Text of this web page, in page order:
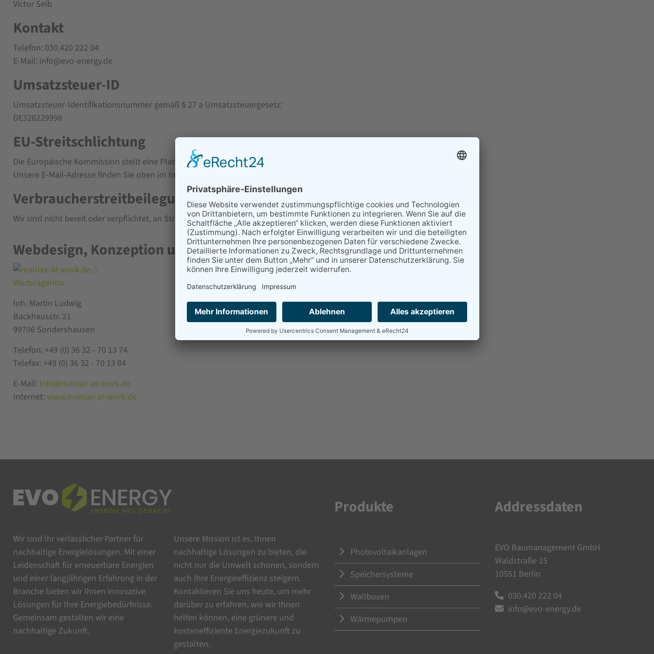
Victor Seib
Kontakt
Telefon: 030.420 222 04
E-Mail: info@evo-energy.de
Umsatzsteuer-ID
Umsatzsteuer-Identifikationsnummer gemäß § 27 a Umsatzsteuergesetz:
DE326229998
EU-Streitschlichtung
Die Europäische Kommission stellt eine Plattform zur Online-Streitbeilegung (OS) bereit: https://ec.europa.eu/consumers/odr/
Unsere E-Mail-Adresse finden Sie oben im Impressum.
Verbraucher­streit­beilegung/Universal­schlichtungs­stelle
Wir sind nicht bereit oder verpflichtet, an Streitbeilegungsverfahren vor einer Verbraucherschlichtungsstelle teilzunehmen.
Webdesign, Konzeption und Programmierung
Inh. Martin Ludwig
Backhausstr. 21
99706 Sondershausen
Telefon: +49 (0) 36 32 - 70 13 74
Telefax: +49 (0) 36 32 - 70 13 84
E-Mail: info@maniax-at-work.de
Internet: www.maniax-at-work.de
Wir sind Ihr verlässlicher Partner für
nachhaltige Energielösungen. Mit einer
Leidenschaft für erneuerbare Energien
und einer langjährigen Erfahrung in der
Branche bieten wir Ihnen innovative
Lösungen für Ihre Energiebedürfnisse.
Gemeinsam gestalten wir eine
nachhaltige Zukunft.
Unsere Mission ist es, Ihnen
nachhaltige Lösungen zu bieten, die
nicht nur die Umwelt schonen, sondern
auch Ihre Energieeffizienz steigern.
Kontaktieren Sie uns heute, um mehr
darüber zu erfahren, wie wir Ihnen
helfen können, eine grünere und
kosteneffiziente Energiezukunft zu
gestalten.
Produkte
Photovoltaikanlagen
Speichersysteme
Wallboxen
Wärmepumpen
Addressdaten
EVO Baumanagement GmbH
Waldstraße 15
10551 Berlin
030.420 222 04
info@evo-energy.de